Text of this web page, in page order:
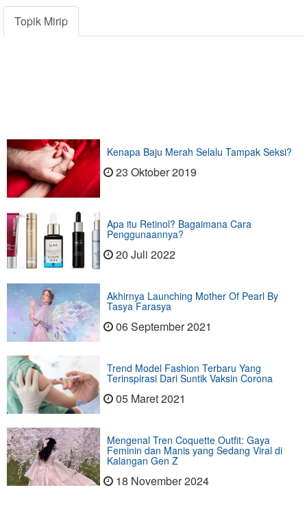
Topik Mirip
Kenapa Baju Merah Selalu Tampak Seksi?
23 Oktober 2019
Apa itu Retinol? Bagaimana Cara
Penggunaannya?
20 Juli 2022
Akhirnya Launching Mother Of Pearl By
Tasya Farasya
06 September 2021
Trend Model Fashion Terbaru Yang
Terinspirasi Dari Suntik Vaksin Corona
05 Maret 2021
Mengenal Tren Coquette Outfit: Gaya
Feminin dan Manis yang Sedang Viral di
Kalangan Gen Z
18 November 2024